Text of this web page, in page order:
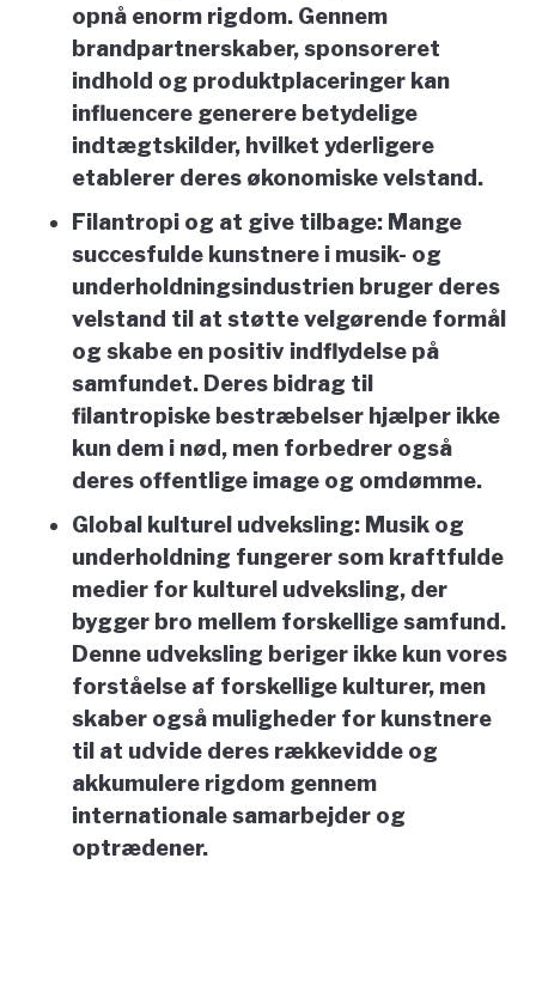
opnå enorm rigdom. Gennem
brandpartnerskaber, sponsoreret
indhold og produktplaceringer kan
influencere generere betydelige
indtægtskilder, hvilket yderligere
etablerer deres økonomiske velstand.
Filantropi og at give tilbage: Mange
succesfulde kunstnere i musik- og
underholdningsindustrien bruger deres
velstand til at støtte velgørende formål
og skabe en positiv indflydelse på
samfundet. Deres bidrag til
filantropiske bestræbelser hjælper ikke
kun dem i nød, men forbedrer også
deres offentlige image og omdømme.
Global kulturel udveksling: Musik og
underholdning fungerer som kraftfulde
medier for kulturel udveksling, der
bygger bro mellem forskellige samfund.
Denne udveksling beriger ikke kun vores
forståelse af forskellige kulturer, men
skaber også muligheder for kunstnere
til at udvide deres rækkevidde og
akkumulere rigdom gennem
internationale samarbejder og
optrædener.